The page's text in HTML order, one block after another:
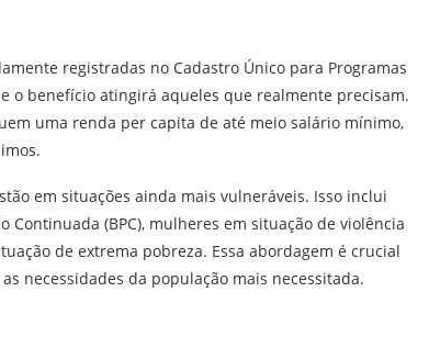
registradas no Cadastro Único para Programas
o benefício atingirá aqueles que realmente precisam.
uma renda per capita de até meio salário mínimo,
em situações ainda mais vulneráveis. Isso inclui
(BPC), mulheres em situação de violência
de extrema pobreza. Essa abordagem é crucial
necessidades da população mais necessitada.